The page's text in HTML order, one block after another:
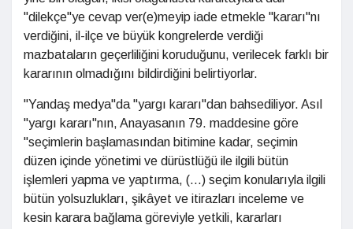
"dilekçe"ye cevap ver(e)meyip iade etmekle "kararı"nı
verdiğini, il-ilçe ve büyük kongrelerde verdiği
mazbataların geçerliliğini koruduğunu, verilecek farklı bir
kararının olmadığını bildirdiğini belirtiyorlar.
"Yandaş medya"da "yargı kararı"dan bahsediliyor. Asıl
"yargı kararı"nın, Anayasanın 79. maddesine göre
"seçimlerin başlamasından bitimine kadar, seçimin
düzen içinde yönetimi ve dürüstlüğü ile ilgili bütün
işlemleri yapma ve yaptırma, (...) seçim konularıyla ilgili
bütün yolsuzlukları, şikâyet ve itirazları inceleme ve
kesin karara bağlama göreviyle yetkili, kararları